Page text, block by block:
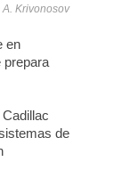
A. Krivonosov
en
prepara
de